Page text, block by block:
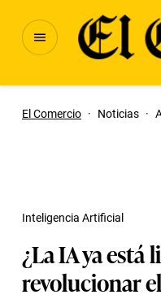
El Comercio · Noticias ·
¿La IA ya
revolucionar
Inteligencia Artificial